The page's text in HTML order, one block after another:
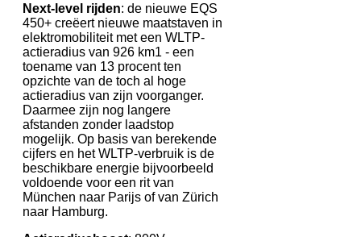
Next-level rijden: de nieuwe EQS
450+ creëert nieuwe maatstaven in
elektromobiliteit met een WLTP-
actieradius van 926 km1 - een
toename van 13 procent ten
opzichte van de toch al hoge
actieradius van zijn voorganger.
Daarmee zijn nog langere
afstanden zonder laadstop
mogelijk. Op basis van berekende
cijfers en het WLTP-verbruik is de
beschikbare energie bijvoorbeeld
voldoende voor een rit van
München naar Parijs of van Zürich
naar Hamburg.